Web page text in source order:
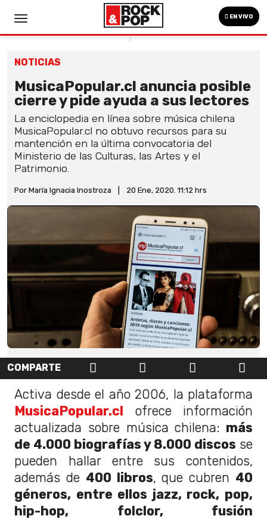
EN VIVO
NOTICIAS
MusicaPopular.cl anuncia posible
cierre y pide ayuda a sus lectores
La enciclopedia en línea sobre música chilena
MusicaPopular.cl no obtuvo recursos para su
mantención en la última convocatoria del
Ministerio de las Culturas, las Artes y el
Patrimonio.
Por María Ignacia Inostroza 20 Ene, 2020. 11:12 hrs
COMPARTE
Activa desde el año 2006, la plataforma
MusicaPopular.cl
ofrece información
actualizada sobre música chilena: más
de 4.000 biografías y 8.000 discos se
pueden hallar entre sus contenidos,
además de 400 libros, que cubren 40
géneros, entre ellos jazz, rock, pop,
hip-hop, folclor, fusión